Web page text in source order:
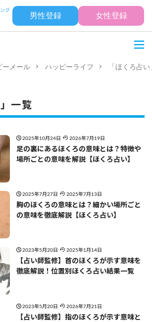
男性登録 女性登録
ーメール ハッピーライフ 「ほくろ占
一覧
2025年10月24日 2026年7月19日
足の裏にあるほくろの意味とは？特徴や
場所ごとの意味を解説【ほくろ占い】
2025年7月27日 2025年7月13日
胸のほくろの意味とは？細かい場所ごと
の意味を徹底解説【ほくろ占い】
2023年5月20日 2025年1月14日
【占い師監修】首のほくろが示す意味を
徹底解説！位置別ほくろ占い結果一覧
2023年5月20日 2026年7月21日
【占い師監修】指のほくろが示す意味と